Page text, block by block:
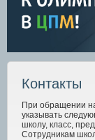
Контакты
При обращении
указывать
школу, класс,
Сотрудникам